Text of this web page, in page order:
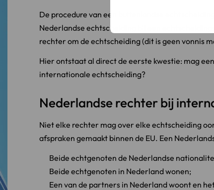
De procedure van een buitenlandse
Nederlandse echtscheiding bij een
rechter om de echtscheiding (dit is geen vonnis
Hier ontstaat al direct de eerste kwestie: mag
internationale echtscheiding?
Nederlandse rechter bij
Niet elke rechter mag over elke echtscheiding
afspraken gemaakt binnen de EU. Een
Beide echtgenoten de Nederlandse
Beide echtgenoten in Nederland wonen;
Een van de partners in Nederland woont en